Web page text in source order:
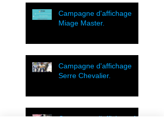
Campagne d'affichage
Miage Master.
Campagne d'affichage
Serre Chevalier.
Campagne d'affichage Mc